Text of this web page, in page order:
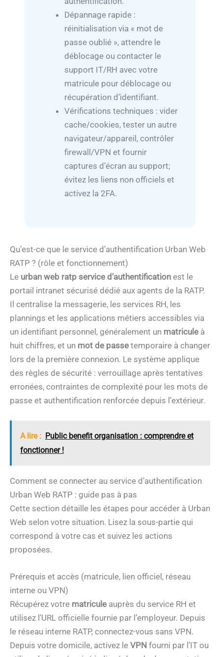
Dépannage rapide :
réinitialisation via « mot de
passe oublié », attendre le
déblocage ou contacter le
support IT/RH avec votre
matricule pour déblocage ou
récupération d’identifiant.
Vérifications techniques : vider
cache/cookies, tester un autre
navigateur/appareil, contrôler
firewall/VPN et fournir
captures d’écran au support;
évitez les liens non officiels et
activez la 2FA.
Qu’est-ce que le service d’authentification Urban Web
RATP ? (rôle et fonctionnement)
Le urban web ratp service d’authentification est le
portail intranet sécurisé dédié aux agents de la RATP.
Il centralise la messagerie, les services RH, les
plannings et les applications métiers accessibles via
un identifiant personnel, généralement un matricule à
huit chiffres, et un mot de passe temporaire à changer
lors de la première connexion. Le système applique
des règles de sécurité : verrouillage après tentatives
erronées, contraintes de complexité pour les mots de
passe et authentification renforcée depuis l’extérieur.
A lire : Public benefit organisation : comprendre et
fonctionner !
Comment se connecter au service d’authentification
Urban Web RATP : guide pas à pas
Cette section détaille les étapes pour accéder à Urban
Web selon votre situation. Lisez la sous-partie qui
correspond à votre cas et suivez les actions
proposées.
Prérequis et accès (matricule, lien officiel, réseau
interne ou VPN)
Récupérez votre matricule auprès du service RH et
utilisez l’URL officielle fournie par l’employeur. Depuis
le réseau interne RATP, connectez-vous sans VPN.
Depuis votre domicile, activez le VPN fourni par l’IT ou